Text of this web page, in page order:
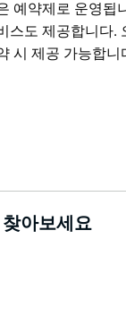
예약제로 운영됩
스도 제공합니다.
시 제공 가능합니
렸을 때 시작되었
해 리비 베일리는
니다. 그 이후로
. 11년이 넘는 복원
것을 포함하여 방
아보세요